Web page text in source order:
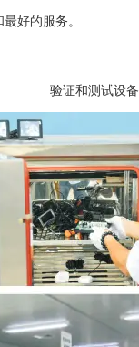
好的服务。
验证和测试设备